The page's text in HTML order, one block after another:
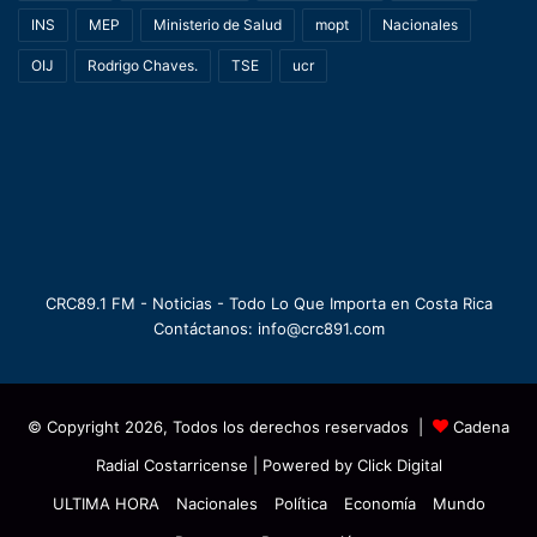
INS MEP Ministerio de Salud mopt Nacionales
OIJ Rodrigo Chaves. TSE ucr
CRC89.1 FM - Noticias - Todo Lo Que Importa en Costa Rica
Contáctanos: info@crc891.com
© Copyright 2026, Todos los derechos reservados |
Cadena
Radial Costarricense | Powered by Click Digital
ULTIMA HORA
Nacionales Política Economía
Mundo